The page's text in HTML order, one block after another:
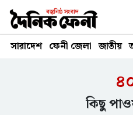
সারাদেশ ফেনী জেলা জাতীয়
কিছু